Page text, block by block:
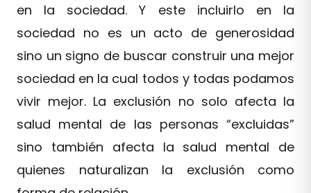
en la sociedad. Y este incluirlo en la
sociedad no es un acto de generosidad
sino un signo de buscar construir una mejor
sociedad en la cual todos y todas podamos
vivir mejor. La exclusión no solo afecta la
salud mental de las personas “excluidas”
sino también afecta la salud mental de
quienes naturalizan la exclusión como